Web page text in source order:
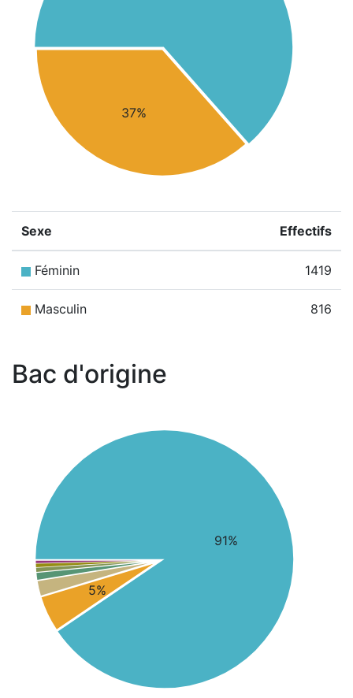
37%
Sexe Effectifs
Féminin 1419
Masculin 816
Bac d'origine
91%
5%